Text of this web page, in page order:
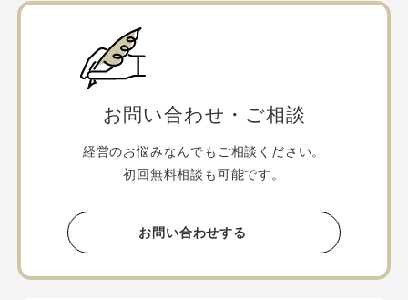
お問い合わせ・ご相談
経営のお悩みなんでもご相談ください。
初回無料相談も可能です。
お問い合わせする